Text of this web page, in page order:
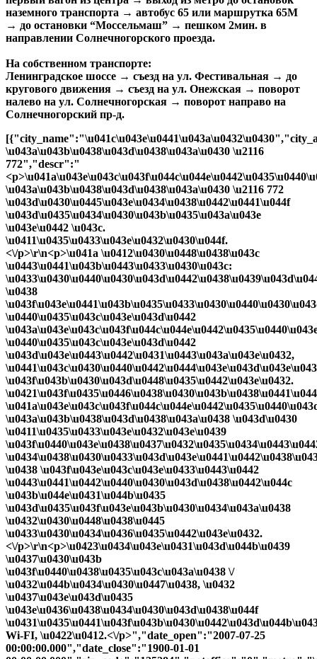
наземного транспорта → автобус 65 или маршрутка 65М
→ до остановки “Моссельмаш” → пешком 2мин. в
направлении Солнечногорского проезда.
На собственном транспорте:
Ленинградское шоссе → съезд на ул. Фестивальная → до
кругового движения → съезд на ул. Онежская → поворот
налево на ул. Солнечногорская → поворот направо на
Солнечногорский пр-д.
[{"city_name":"\u041c\u043e\u0441\u043a\u0432\u0430","city_alias":"moscow","city_id":"298","id":"43","status":"1","alias":"772","name":"\u041a\u043e\u043c\u043f\u044c\u044e\u0442\u0435\u0440\u043d\u0430\u044f \u043a\u043b\u0438\u043d\u0438\u043a\u0430 \u2116 772","descr":"<p>\u041a\u043e\u043c\u043f\u044c\u044e\u0442\u0435\u0440\u043d\u0430\u044f \u043a\u043b\u0438\u043d\u0438\u043a\u0430 \u2116 772 \u043d\u0430\u0445\u043e\u0434\u0438\u0442\u0441\u044f \u043d\u0435\u0434\u0430\u043b\u0435\u043a\u043e \u043e\u0442 \u043c. \u0411\u0435\u0433\u043e\u0432\u0430\u044f.<\/p>\r\n<p>\u041a \u0412\u0430\u0448\u0438\u043c \u0443\u0441\u043b\u0443\u0433\u0430\u043c: \u0433\u0430\u0440\u0430\u043d\u0442\u0438\u0439\u043d\u044b\u0439 \u0438 \u043f\u043e\u0441\u043b\u0435\u0433\u0430\u0440\u0430\u043d\u0442\u0438\u0439\u043d\u044b\u0439 \u0440\u0435\u043c\u043e\u043d\u0442 \u043a\u043e\u043c\u043f\u044c\u044e\u0442\u0435\u0440\u043e\u0432, \u0440\u0435\u043c\u043e\u043d\u0442 \u043d\u043e\u0443\u0442\u0431\u0443\u043a\u043e\u0432, \u0441\u043c\u0430\u0440\u0442\u0444\u043e\u043d\u043e\u0432, \u043f\u043b\u0430\u043d\u0448\u0435\u0442\u043e\u0432. \u0421\u043f\u0435\u0446\u0438\u0430\u043b\u0438\u0441\u0442\u044b \u041a\u043e\u043c\u043f\u044c\u044e\u0442\u0435\u0440\u043d\u043e\u0439 \u043a\u043b\u0438\u043d\u0438\u043a\u0438 \u043d\u0430 \u0411\u0435\u0433\u043e\u0432\u043e\u0439 \u043f\u0440\u043e\u0438\u0437\u0432\u0435\u0434\u0443\u0442 \u0434\u0438\u0430\u0433\u043d\u043e\u0441\u0442\u0438\u043a\u0443 \u0438 \u043f\u043e\u043c\u043e\u0433\u0443\u0442 \u0443\u0441\u0442\u0440\u0430\u043d\u0438\u0442\u044c \u043b\u044e\u0431\u044b\u0435 \u043d\u0435\u043f\u043e\u043b\u0430\u0434\u043a\u0438 \u0432\u0430\u0448\u0438\u0445 \u0433\u0430\u0434\u0436\u0435\u0442\u043e\u0432.<\/p>\r\n<p>\u0423\u0434\u043e\u0431\u043d\u044b\u0439 \u0437\u0430\u043b \u043f\u0440\u0438\u0435\u043c\u043a\u0438 \/ \u0432\u044b\u0434\u0430\u0447\u0438, \u0432 \u0437\u043e\u043d\u0435 \u043e\u0436\u0438\u0434\u0430\u043d\u0438\u044f \u0431\u0435\u0441\u043f\u043b\u0430\u0442\u043d\u044b\u0439 Wi-FI, \u0422\u0412.<\/p>","date_open":"2007-07-25 00:00:00.000","date_close":"1900-01-01 00:00:00.000","zip_code":"125284","notoffice":"0","metro":"\u043c. \u0411\u0435\u0433\u043e\u0432\u0430\u044f","address":"\u0421\u043e\u043b\u043d\u0435\u0447\u043d\u043e\u0433\u043e\u0440\u0441\u043a\u0438\u0439 \u043f\u0440. , \u0434. 11","phone":"8 (495) 644-00-33","fax":"https:\/\/www.modernservice.ru\/","email":"moscow772@itclinic.ru","icq":"","route":"<strong>\u041d\u0430 \u043e\u0431\u0449\u0435\u0441\u0442\u0432\u0435\u043d\u043d\u043e\u043c \u0442\u0440\u0430\u043d\u0441\u043f\u043e\u0440\u0442\u0435: \u041c\u0435\u0442\u0440\u043e \u0441\u0442. \u0412\u043e\u0434\u043d\u044b\u0439